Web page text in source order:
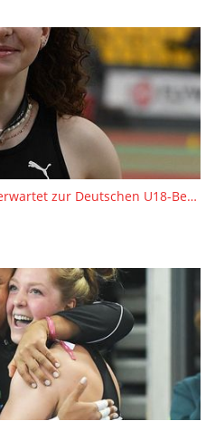
Anna Hiesinger: Ziemlich unerwartet zur Deutschen U18-Bestleistung